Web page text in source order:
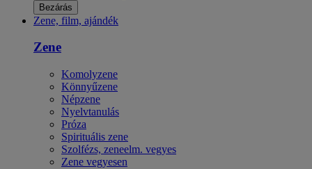
Bezárás
Zene, film, ajándék
Zene
Komolyzene
Könnyűzene
Népzene
Nyelvtanulás
Próza
Spirituális zene
Szolfézs, zeneelm. vegyes
Zene vegyesen